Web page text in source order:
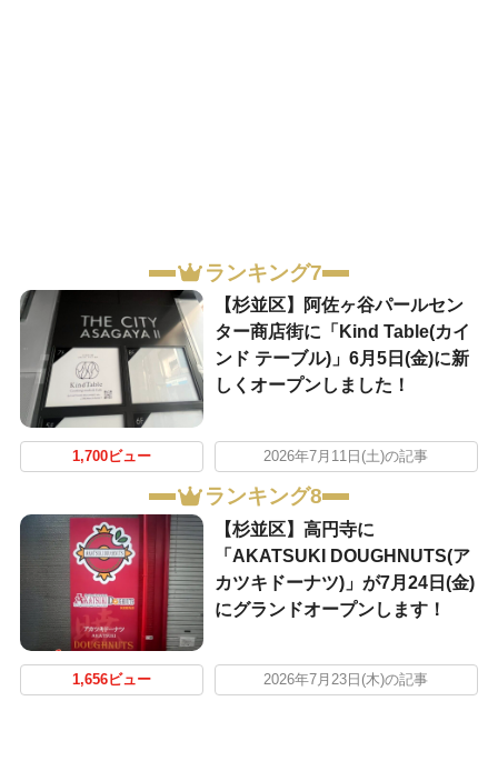
ランキング7
【杉並区】阿佐ヶ谷パールセン
ター商店街に「Kind Table(カイ
ンド テーブル)」6月5日(金)に新
しくオープンしました！
1,700ビュー 2026年7月11日(土)の記事
ランキング8
【杉並区】高円寺に
「AKATSUKI DOUGHNUTS(ア
カツキドーナツ)」が7月24日(金)
にグランドオープンします！
1,656ビュー 2026年7月23日(木)の記事